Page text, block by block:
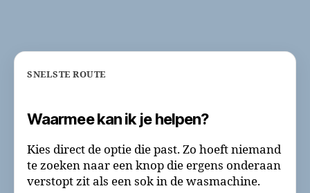
SNELSTE ROUTE
Waarmee kan ik je helpen?
Kies direct de optie die past. Zo hoeft niemand
te zoeken naar een knop die ergens onderaan
verstopt zit als een sok in de wasmachine.